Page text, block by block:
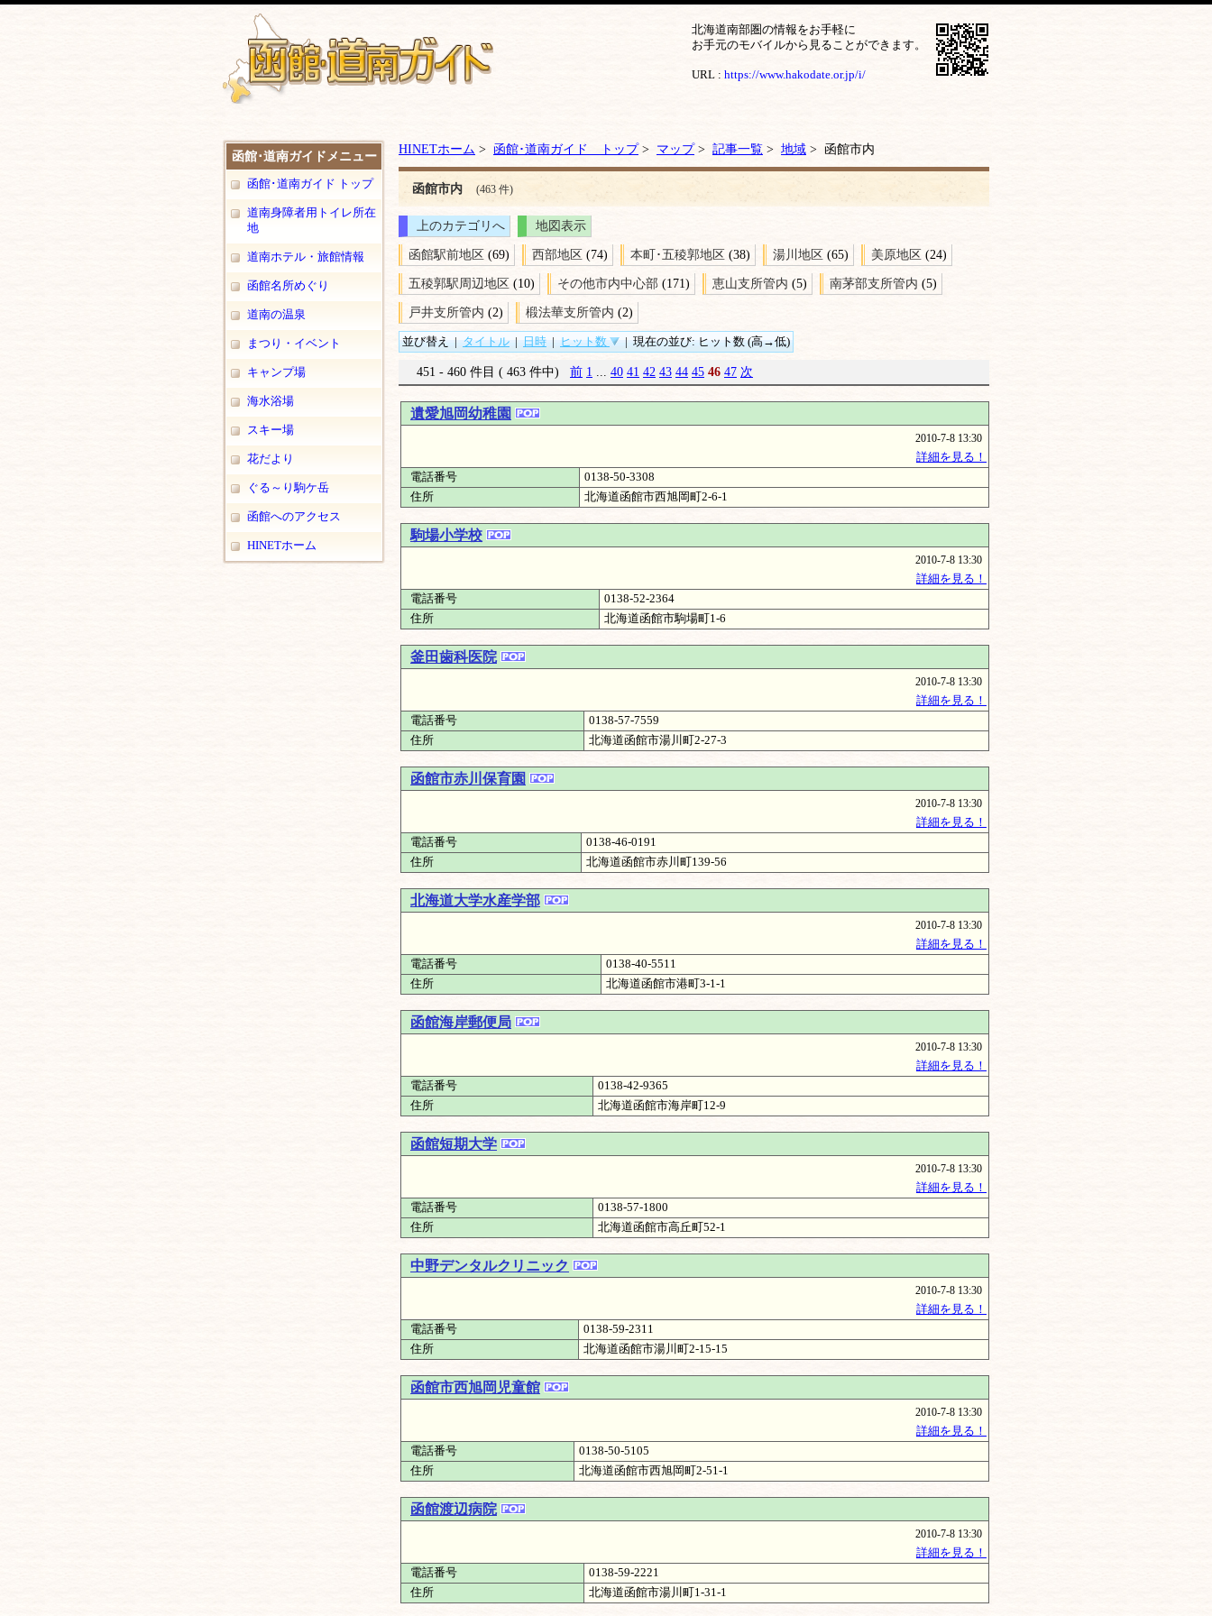
北海道南部圏の情報をお手軽に
お手元のモバイルから見ることができます。
URL : https://www.hakodate.or.jp/i/
函館･道南ガイドメニュー
函館･道南ガイド トップ
道南身障者用トイレ所在
地
道南ホテル・旅館情報
函館名所めぐり
道南の温泉
まつり・イベント
キャンプ場
海水浴場
スキー場
花だより
ぐる～り駒ケ岳
函館へのアクセス
HINETホーム
HINETホーム > 函館･道南ガイド トップ> マップ> 記事一覧 > 地域 > 函館市内
函館市内 (463 件)
上のカテゴリへ
地図表示
函館駅前地区 (69) 西部地区 (74) 本町･五稜郭地区 (38) 湯川地区 (65) 美原地区 (24)
五稜郭駅周辺地区 (10) その他市内中心部 (171) 恵山支所管内 (5) 南茅部支所管内 (5)
戸井支所管内 (2) 椴法華支所管内 (2)
並び替え | タイトル | 日時 | ヒット数 | 現在の並び: ヒット数 (高→低)
451 - 460 件目 ( 463 件中) 前 1 40 41 42 43 44 45 46 47 次
遺愛旭岡幼稚園
2010-7-8 13:30
詳細を見る！
電話番号
0138-50-3308
住所
北海道函館市西旭岡町2-6-1
駒場小学校
2010-7-8 13:30
詳細を見る！
電話番号
0138-52-2364
住所
北海道函館市駒場町1-6
釜田歯科医院
2010-7-8 13:30
詳細を見る！
電話番号
0138-57-7559
住所
北海道函館市湯川町2-27-3
函館市赤川保育園
2010-7-8 13:30
詳細を見る！
電話番号
0138-46-0191
住所
北海道函館市赤川町139-56
北海道大学水産学部
2010-7-8 13:30
詳細を見る！
電話番号
0138-40-5511
住所
北海道函館市港町3-1-1
函館海岸郵便局
2010-7-8 13:30
詳細を見る！
電話番号
0138-42-9365
住所
北海道函館市海岸町12-9
函館短期大学
2010-7-8 13:30
詳細を見る！
電話番号
0138-57-1800
住所
北海道函館市高丘町52-1
中野デンタルクリニック
2010-7-8 13:30
詳細を見る！
電話番号
0138-59-2311
住所
北海道函館市湯川町2-15-15
函館市西旭岡児童館
2010-7-8 13:30
詳細を見る！
電話番号
0138-50-5105
住所
北海道函館市西旭岡町2-51-1
函館渡辺病院
2010-7-8 13:30
詳細を見る！
電話番号
0138-59-2221
住所
北海道函館市湯川町1-31-1